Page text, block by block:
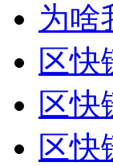
为啥
区快
区快
区快